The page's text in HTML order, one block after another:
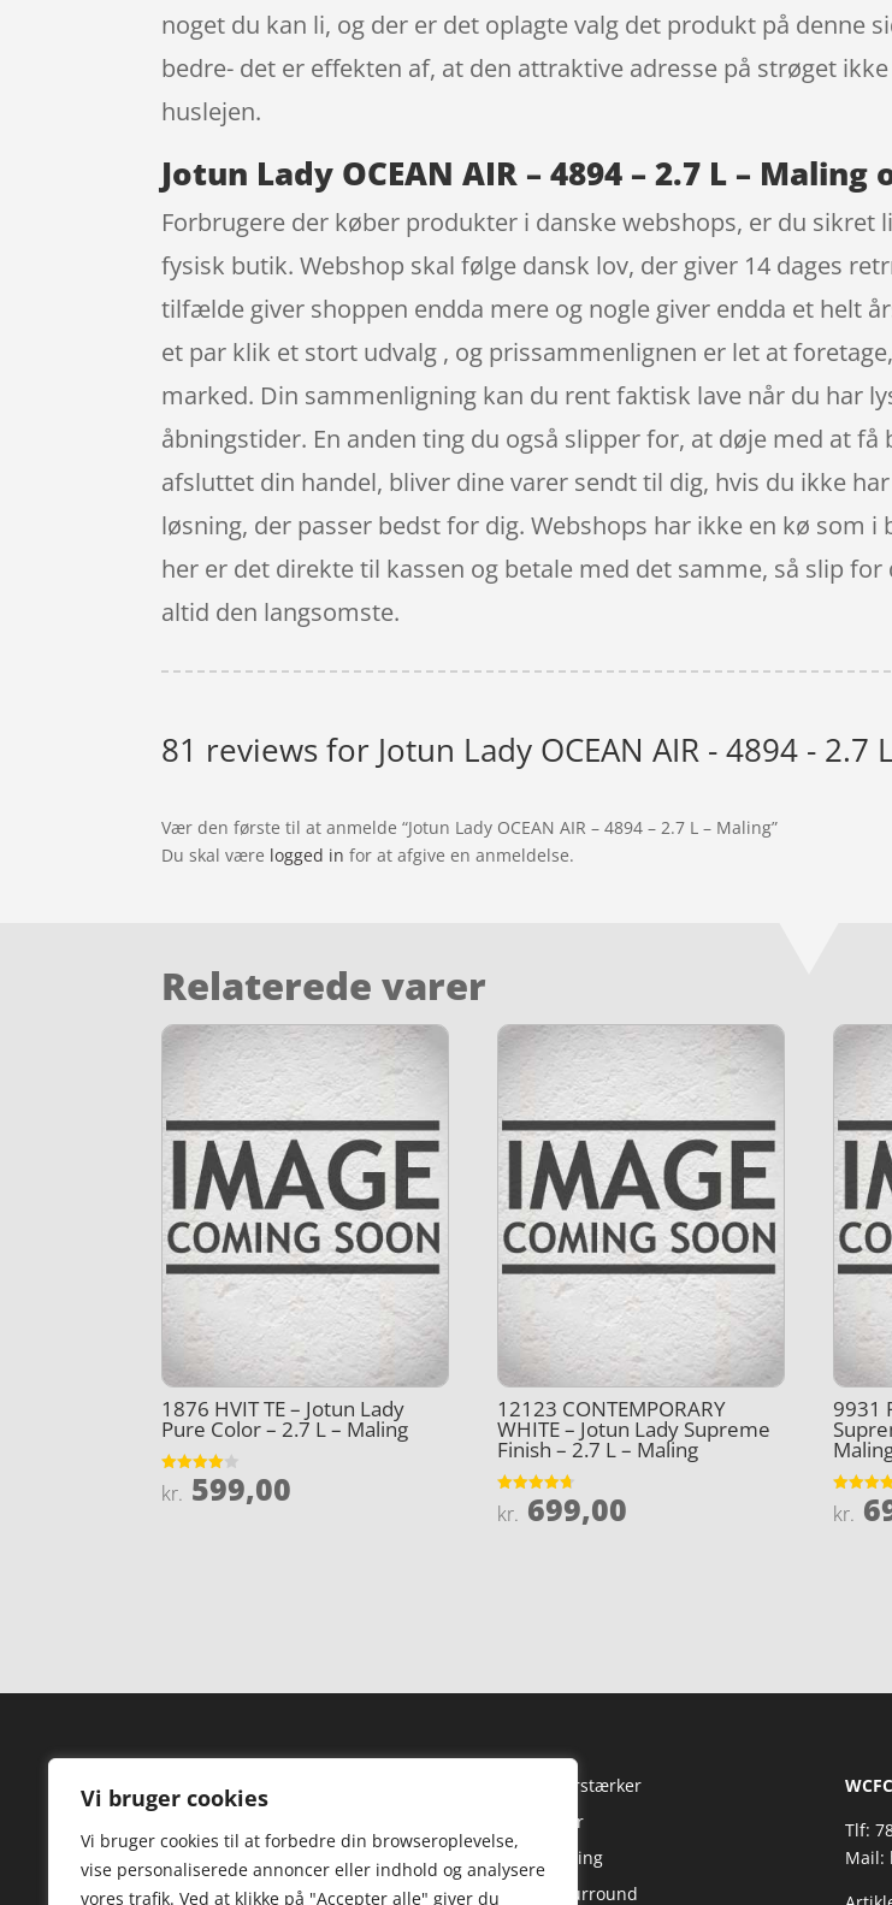
Vi bruger cookies
Vi bruger cookies til at forbedre din browseroplevelse,
vise personaliserede annoncer eller indhold og analysere
vores trafik. Ved at klikke på "Accepter alle" giver du
noget du kan li, og der er det oplagte valg det produkt på denne
bedre- det er effekten af, at den attraktive adresse på strøget
huslejen.
Jotun Lady OCEAN AIR – 4894 – 2.7 L –
Forbrugere der køber produkter i danske webshops, er du
fysisk butik. Webshop skal følge dansk lov, der giver 14 dages
tilfælde giver shoppen endda mere og nogle giver endda et helt
et par klik et stort udvalg , og prissammenlignen er let at
marked. Din sammenligning kan du rent faktisk lave når du har
åbningstider. En anden ting du også slipper for, at døje med at
afsluttet din handel, bliver dine varer sendt til dig, hvis du ikke
løsning, der passer bedst for dig. Webshops har ikke en kø som
her er det direkte til kassen og betale med det samme, så slip
altid den langsomste.
81 reviews for Jotun Lady OCEAN AIR - 4894 - 2.7
Vær den første til at anmelde “Jotun Lady OCEAN AIR – 4894 – 2.7 L – Maling”
Du skal være logged in for at afgive en anmeldelse.
Relaterede varer
1876 HVIT TE – Jotun Lady
Pure Color – 2.7 L – Maling
Vurderet
4
kr. 599,00
12123 CONTEMPORARY
WHITE – Jotun Lady Supreme
Finish – 2.7 L – Maling
Vurderet
4.7
kr. 699,00
9931
Vurderet
4.9
kr.
Forside
Kontakt
HiFi Forstærker
Højtaler
Streaming
TV & Surround
WCFC
Tlf:
Mail: